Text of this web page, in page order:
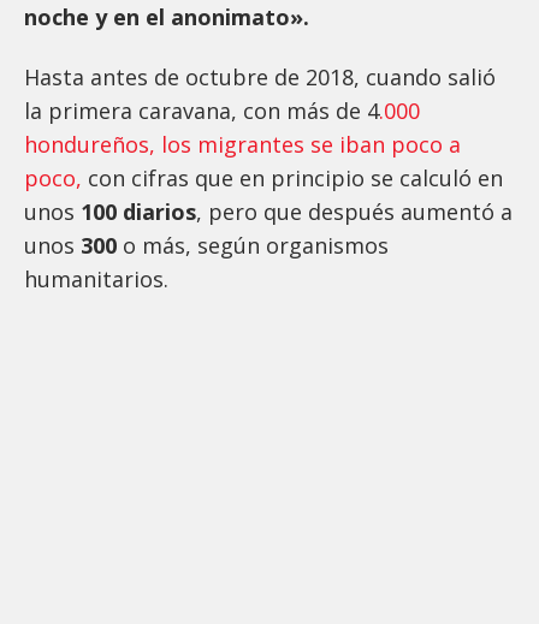
noche y en el anonimato».
Hasta antes de octubre de 2018, cuando salió
la primera caravana, con más de 4.000
hondureños, los migrantes se iban poco a
poco, con cifras que en principio se calculó en
unos 100 diarios, pero que después aumentó a
unos 300 o más, según organismos
humanitarios.